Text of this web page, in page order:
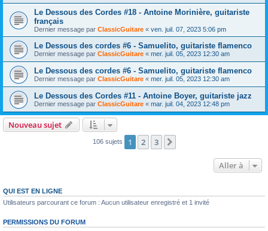
Le Dessous des Cordes #18 - Antoine Morinière, guitariste
français
Dernier message par ClassicGuitare « ven. juil. 07, 2023 5:06 pm
Le Dessous des cordes #6 - Samuelito, guitariste flamenco
Dernier message par ClassicGuitare « mer. juil. 05, 2023 12:30 am
Le Dessous des cordes #6 - Samuelito, guitariste flamenco
Dernier message par ClassicGuitare « mer. juil. 05, 2023 12:30 am
Le Dessous des Cordes #11 - Antoine Boyer, guitariste jazz
Dernier message par ClassicGuitare « mar. juil. 04, 2023 12:48 pm
Nouveau sujet
106 sujets 1 2 3
Aller à
QUI EST EN LIGNE
Utilisateurs parcourant ce forum : Aucun utilisateur enregistré et 1 invité
PERMISSIONS DU FORUM